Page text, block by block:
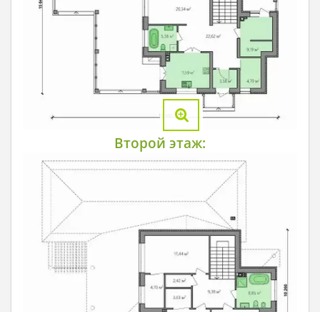
Второй этаж: